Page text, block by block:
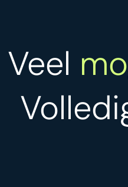
Veel